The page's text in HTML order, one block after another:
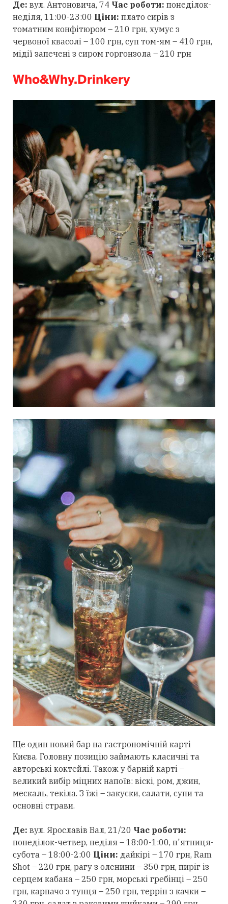
Де: вул. Антоновича, 74 Час роботи: понеділок-
неділя, 11:00-23:00 Ціни: плато сирів з
томатним конфітюром – 210 грн, хумус з
червоної квасолі – 100 грн, суп том-ям – 410 грн,
мідії запечені з сиром горгонзола – 210 грн
Who&Why.Drinkery
Ще один новий бар на гастрономічній карті
Києва. Головну позицію займають класичні та
авторські коктейлі. Також у барній карті –
великий вибір міцних напоїв: віскі, ром, джин,
мескаль, текіла. З їжі – закуски, салати, супи та
основні страви.
Де: вул. Ярославів Вал, 21/20 Час роботи:
понеділок-четвер, неділя – 18:00-1:00, п'ятниця-
субота – 18:00-2:00 Ціни: дайкірі – 170 грн, Ram
Shot – 220 грн, рагу з оленини – 350 грн, пиріг із
серцем кабана – 250 грн, морські гребінці – 250
грн, карпачо з тунця – 250 грн, террін з качки –